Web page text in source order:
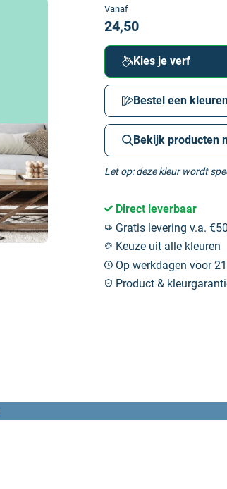
Vanaf
24,50
Kies je verf
Bestel een
Bekijk producten
Let op: deze kleur wordt
Direct leverbaar
Gratis levering v.a.
Keuze uit alle kleuren
Op werkdagen voor
Product &